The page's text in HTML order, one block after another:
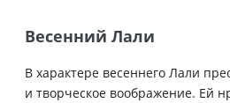
Весенний Лали
В характере весеннего Лали
и творческое воображение. Ей